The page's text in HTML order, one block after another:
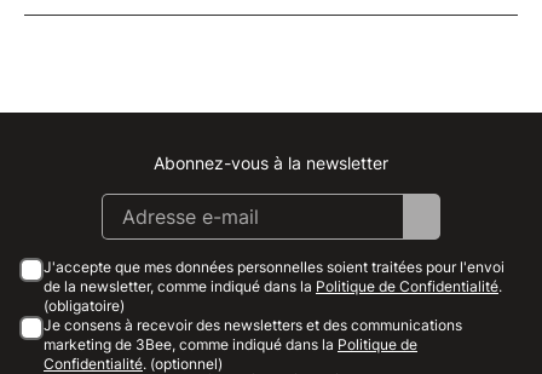
Instagram
Facebook
Linkedin
Youtube
Abonnez-vous à la newsletter
J'accepte que mes données personnelles soient traitées pour l'envoi
de la newsletter, comme indiqué dans la Politique de Confidentialité.
(obligatoire)
Je consens à recevoir des newsletters et des communications
marketing de 3Bee, comme indiqué dans la Politique de
Confidentialité. (optionnel)